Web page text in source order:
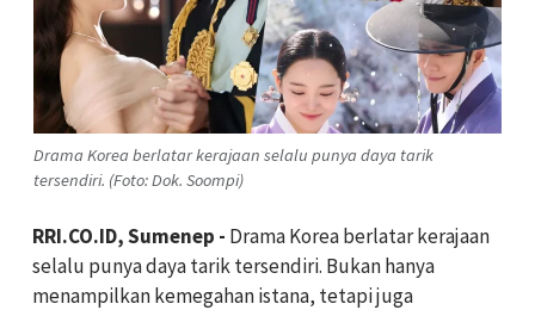
Drama Korea berlatar kerajaan selalu punya daya tarik
tersendiri. (Foto: Dok. Soompi)
RRI.CO.ID, Sumenep - Drama Korea berlatar kerajaan
selalu punya daya tarik tersendiri. Bukan hanya
menampilkan kemegahan istana, tetapi juga